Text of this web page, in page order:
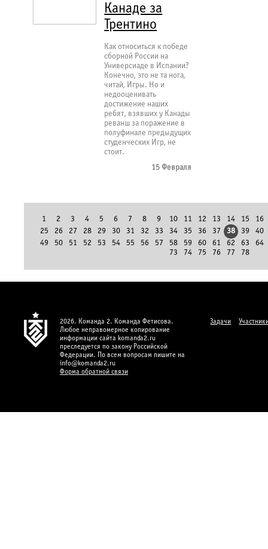
Канаде за
Трентино
Как относиться к победе
сборной России на
Универсиаде в Испании?
Конечно, это не та нога,
читай, Игры. Но и
недооценивать
достижение наших
ребят, взявших у Канады
реванш за поражение в
полуфинале предыдущих
студенческих Игр, не
стоит.
15 Февраля
1 2 3 4 5 6 7 8 9 10 11 12 13 14 15
16
25
26 27 28 29 30 31 32 33 34 35 36 37 38 39
40
49
50 51 52 53 54 55 56 57 58 59 60 61 62 63
64
73
74 75 76 77 78
2026. Команда 2. Команда Фетисова.
Любое неправомерное копирование
информации сайта komanda2.ru
преследуется по закону Российской
Федерации. По всем вопросам пишите на
info@komanda2.ru
Форма обратной связи
Задачи